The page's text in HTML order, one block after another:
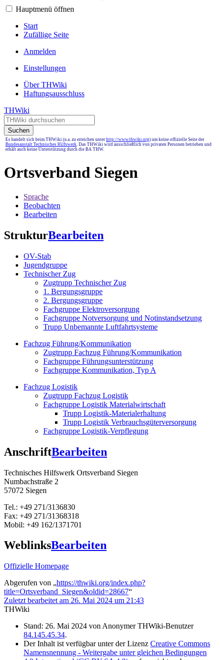
Hauptmenü öffnen
Start
Zufällige Seite
Anmelden
Einstellungen
Über THWiki
Haftungsausschluss
THWiki
Suchen
Es handelt sich beim THWiki (u.a. zu erreichen unter http://www.thwiki.org) um keine offizielle Seite der
Bundesanstalt Technisches Hilfswerk. Das THWiki wird ausschließlich von privaten Personen betrieben und
erhält auch keine Unterstützung durch die BA THW.
Ortsverband Siegen
Sprache
Beobachten
Bearbeiten
StrukturBearbeiten
OV-Stab
Jugendgruppe
Technischer Zug
Zugtrupp Technischer Zug
1. Bergungsgruppe
2. Bergungsgruppe
Fachgruppe Elektroversorgung
Fachgruppe Notversorgung und Notinstandsetzung
Trupp Unbemannte Luftfahrtsysteme
Fachzug Führung/Kommunikation
Zugtrupp Fachzug Führung/Kommunikation
Fachgruppe Führungsunterstützung
Fachgruppe Kommunikation, Typ A
Fachzug Logistik
Zugtrupp Fachzug Logistik
Fachgruppe Logistik Materialwirtschaft
Trupp Logistik-Materialerhaltung
Trupp Logistik Verbrauchsgüterversorgung
Fachgruppe Logistik-Verpflegung
AnschriftBearbeiten
Technisches Hilfswerk Ortsverband Siegen
Numbachstraße 2
57072 Siegen
Tel.: +49 271/3136830
Fax: +49 271/31368318
Mobil: +49 162/1371701
WeblinksBearbeiten
Offizielle Homepage
Abgerufen von „https://thwiki.org/index.php?
title=Ortsverband_Siegen&oldid=28667“
Zuletzt bearbeitet am 26. Mai 2024 um 21:43
THWiki
Stand: 26. Mai 2024 von Anonymer THWiki-Benutzer
84.145.45.34.
Der Inhalt ist verfügbar unter der Lizenz Creative Commons
Namensnennung - Weitergabe unter gleichen Bedingungen